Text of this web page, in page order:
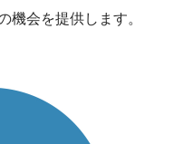
機会を提供します。